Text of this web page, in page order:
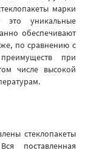
марки
это уникальные
обеспечивают
по сравнению с
при
числе высокой
стеклопакеты
поставленная